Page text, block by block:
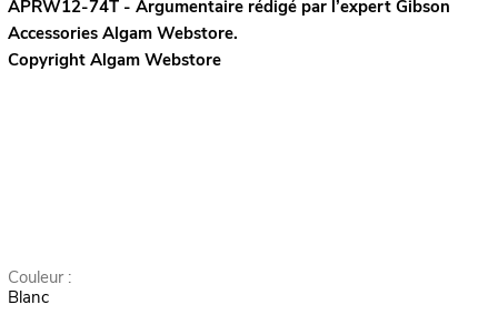
APRW12-74T - Argumentaire rédigé par l’expert Gibson
AccessoriesAlgam Webstore.
Copyright Algam Webstore
Couleur :
Blanc